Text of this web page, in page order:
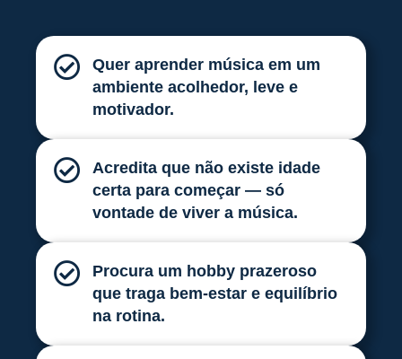
Quer aprender música em um
ambiente acolhedor, leve e
motivador.
Acredita que não existe idade
certa para começar — só
vontade de viver a música.
Procura um hobby prazeroso
que traga bem-estar e equilíbrio
na rotina.